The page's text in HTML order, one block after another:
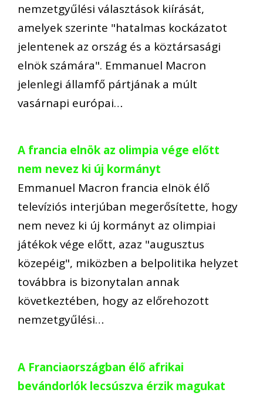
nemzetgyűlési választások kiírását,
amelyek szerinte "hatalmas kockázatot
jelentenek az ország és a köztársasági
elnök számára". Emmanuel Macron
jelenlegi államfő pártjának a múlt
vasárnapi európai…
A francia elnök az olimpia vége előtt
nem nevez ki új kormányt
Emmanuel Macron francia elnök élő
televíziós interjúban megerősítette, hogy
nem nevez ki új kormányt az olimpiai
játékok vége előtt, azaz "augusztus
közepéig", miközben a belpolitika helyzet
továbbra is bizonytalan annak
következtében, hogy az előrehozott
nemzetgyűlési…
A Franciaországban élő afrikai
bevándorlók lecsúszva érzik magukat